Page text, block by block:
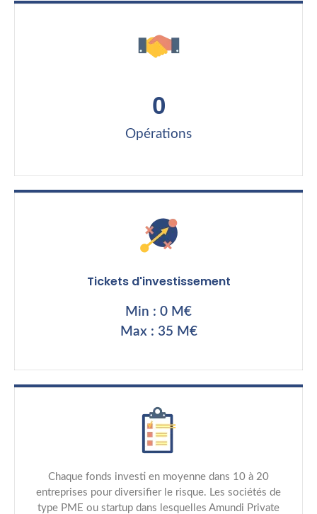
Opérations
0
Tickets d'investissement
Min : 0 M€
Max : 35 M€
Chaque fonds investi en moyenne dans 10 à 20
entreprises pour diversifier le risque. Les sociétés de
type PME ou startup dans lesquelles Amundi Private